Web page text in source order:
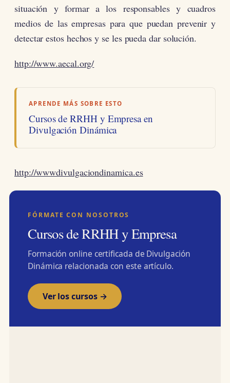
situación y formar a los responsables y cuadros
medios de las empresas para que puedan prevenir y
detectar estos hechos y se les pueda dar solución.
http://www.aecal.org/
APRENDE MÁS SOBRE ESTO
Cursos de RRHH y Empresa en
Divulgación Dinámica
http://wwwdivulgaciondinamica.es
FÓRMATE CON NOSOTROS
Cursos de RRHH y Empresa
Formación online certificada de Divulgación
Dinámica relacionada con este artículo.
Ver los cursos →